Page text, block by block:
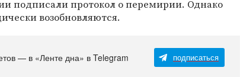
подписали протокол о перемирии. Однако
возобновляются.
— в «Ленте дна» в Telegram подписаться